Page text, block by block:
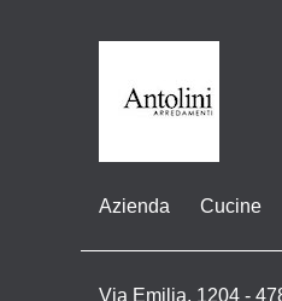
Azienda Cucine
Via Emilia, 1204 -